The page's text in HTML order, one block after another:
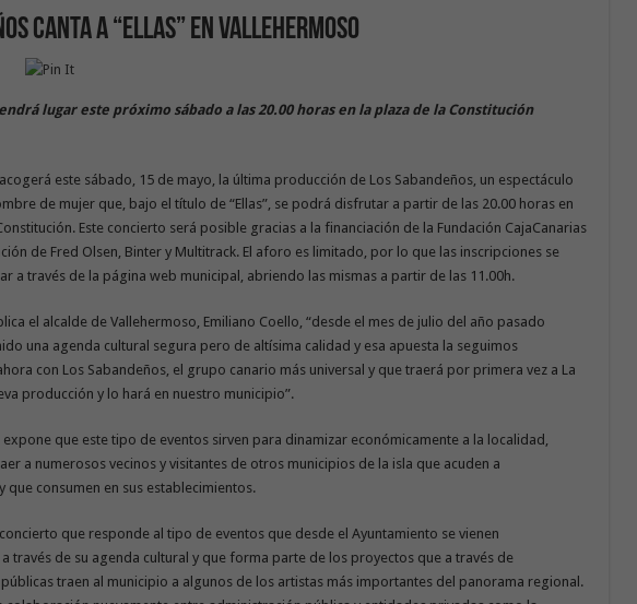
canta a “Ellas” en Vallehermoso
lugar este próximo sábado a las 20.00 horas en la plaza de la Constitución
este sábado, 15 de mayo, la última producción de Los Sabandeños, un espectáculo
de mujer que, bajo el título de “Ellas”, se podrá disfrutar a partir de las 20.00 horas en
Este concierto será posible gracias a la financiación de la Fundación CajaCanarias
de Fred Olsen, Binter y Multitrack. El aforo es limitado, por lo que las inscripciones se
a través de la página web municipal, abriendo las mismas a partir de las 11.00h.
el alcalde de Vallehermoso, Emiliano Coello, “desde el mes de julio del año pasado
una agenda cultural segura pero de altísima calidad y esa apuesta la seguimos
con Los Sabandeños, el grupo canario más universal y que traerá por primera vez a La
producción y lo hará en nuestro municipio”.
expone que este tipo de eventos sirven para dinamizar económicamente a la localidad,
a numerosos vecinos y visitantes de otros municipios de la isla que acuden a
que consumen en sus establecimientos.
que responde al tipo de eventos que desde el Ayuntamiento se vienen
través de su agenda cultural y que forma parte de los proyectos que a través de
traen al municipio a algunos de los artistas más importantes del panorama regional.